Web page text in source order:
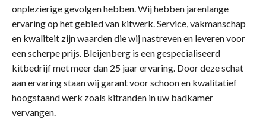
onplezierige gevolgen hebben. Wij hebben jarenlange
ervaring op het gebied van kitwerk. Service, vakmanschap
en kwaliteit zijn waarden die wij nastreven en leveren voor
een scherpe prijs. Bleijenberg is een gespecialiseerd
kitbedrijf met meer dan 25 jaar ervaring. Door deze schat
aan ervaring staan wij garant voor schoon en kwalitatief
hoogstaand werk zoals kitranden in uw badkamer
vervangen.